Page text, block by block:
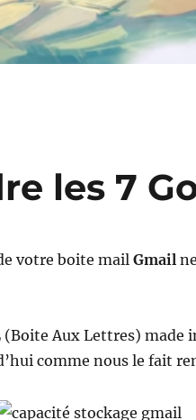
les 7
votre boite mailGmail
(Boite Aux Lettres) made
comme nous le fait